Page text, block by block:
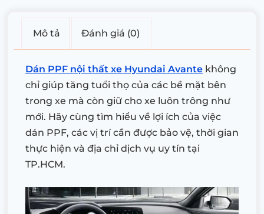
Mô tả Đánh giá (0)
Dán PPF nội thất xe Hyundai Avante không
chỉ giúp tăng tuổi thọ của các bề mặt bên
trong xe mà còn giữ cho xe luôn trông như
mới. Hãy cùng tìm hiểu về lợi ích của việc
dán PPF, các vị trí cần được bảo vệ, thời gian
thực hiện và địa chỉ dịch vụ uy tín tại
TP.HCM.